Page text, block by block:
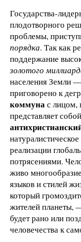
Государства-
плодотворного
проблемы,
порядка. Так как
поддержание
золотого
населения Земли
приговорено к
коммунас лицом,
представляет
реализации
потрясениями.
живо
языков и стилей
который
жителей планеты,
будет рано или
человечества к